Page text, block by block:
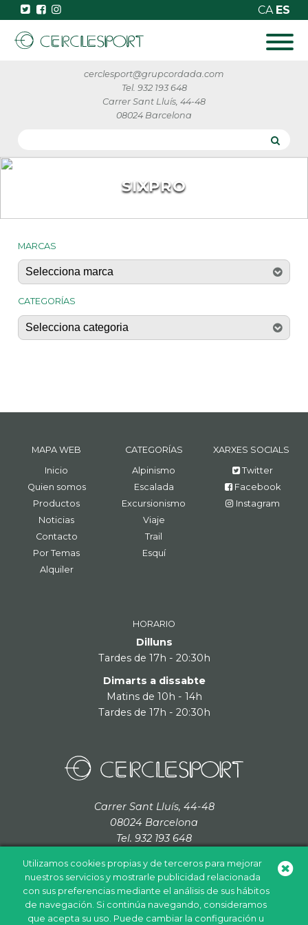
Utilizamos cookies propias y de terceros para mejorar
nuestros servicios y mostrarle publicidad relacionada
con sus preferencias mediante el análisis de sus hábitos
de navegación. Si continúa navegando, consideramos
que acepta su uso. Puede cambiar la configuración u
CA ES
cerclesport@grupcordada.com
Tel. 932 193 648
Carrer Sant Lluís, 44-48
08024 Barcelona
SIXPRO
MARCAS
CATEGORÍAS
MAPA WEB
Inicio
Quien somos
Productos
Noticias
Contacto
Por Temas
Alquiler
CATEGORÍAS
Alpinismo
Escalada
Excursionismo
Viaje
Trail
Esquí
XARXES SOCIALS
Twitter
Facebook
Instagram
HORARIO
Dilluns
Tardes de 17h - 20:30h
Dimarts a dissabte
Matins de 10h - 14h
Tardes de 17h - 20:30h
Carrer Sant Lluís, 44-48
08024 Barcelona
Tel. 932 193 648
Política de cookies Política de privacidad Aviso legal